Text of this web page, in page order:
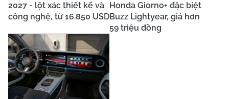
2027 - lột xác thiết kế và
công nghệ, từ 16.850 USD
Honda Giorno+ đặc biệt
Buzz Lightyear, giá hơn
59 triệu đồng